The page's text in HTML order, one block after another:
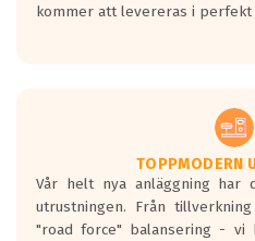
kommer att levereras i perfekt
TOPPMODERN
Vår helt nya anläggning har
utrustningen. Från
"road force" balansering - vi